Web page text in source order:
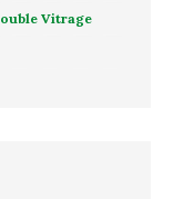
Vitrage